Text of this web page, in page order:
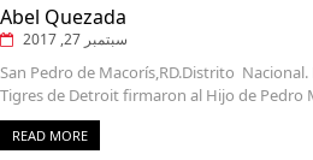
Abel Quezada
سبتمبر 27, 2017
San Pedro de Macorís,RD.Distrito
Tigres de Detroit firmaron al Hijo de Pedro
READ MORE